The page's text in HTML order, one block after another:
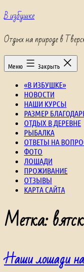
Перейти
к
В избушке
Отдых на природе в
Меню Закрыть
«В ИЗБУШКЕ»
НОВОСТИ
НАШИ КУРСЫ
РАЗМЕР
ОТДЫХ В ДЕРЕВНЕ
РЫБАЛКА
ОТВЕТЫ НА
ФОТО
ЛОШАДИ
ПРОЖИВАНИЕ
ОТЗЫВЫ
КАРТА САЙТА
Метка:
Наши лошади